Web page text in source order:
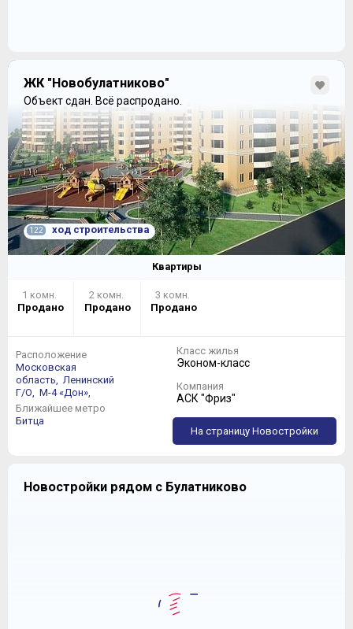
ЖК "Новобулатниково"
Объект сдан. Всё распродано.
122 ход строительства
Квартиры
1 комн.
Продано
2 комн.
Продано
3 комн.
Продано
Расположение
Московская
область, Ленинский
Г/О, М-4 «Дон»,
Ближайшее метро
Битца
Класс жилья
Эконом-класс
Компания
АСК "Фриз"
На страницу Новостройки
Новостройки рядом с Булатниково